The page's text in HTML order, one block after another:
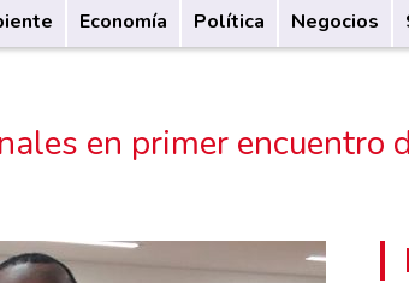
Economía Política Negocios
en primer encuentro